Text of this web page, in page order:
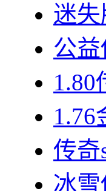
迷
公
1.80
1.76
传奇
冰